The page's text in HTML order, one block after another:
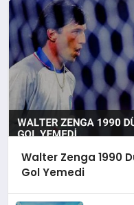
Walter Zenga 1990
Gol Yemedi